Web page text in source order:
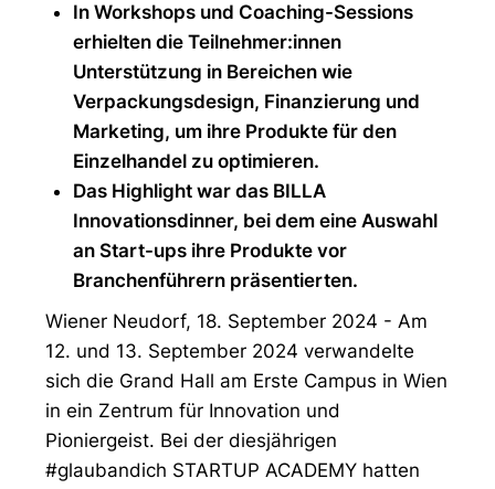
In Workshops und Coaching-Sessions
erhielten die Teilnehmer:innen
Unterstützung in Bereichen wie
Verpackungsdesign, Finanzierung und
Marketing, um ihre Produkte für den
Einzelhandel zu optimieren.
Das Highlight war das BILLA
Innovationsdinner, bei dem eine Auswahl
an Start-ups ihre Produkte vor
Branchenführern präsentierten.
Wiener Neudorf, 18. September 2024 - Am
12. und 13. September 2024 verwandelte
sich die Grand Hall am Erste Campus in Wien
in ein Zentrum für Innovation und
Pioniergeist. Bei der diesjährigen
#glaubandich STARTUP ACADEMY hatten